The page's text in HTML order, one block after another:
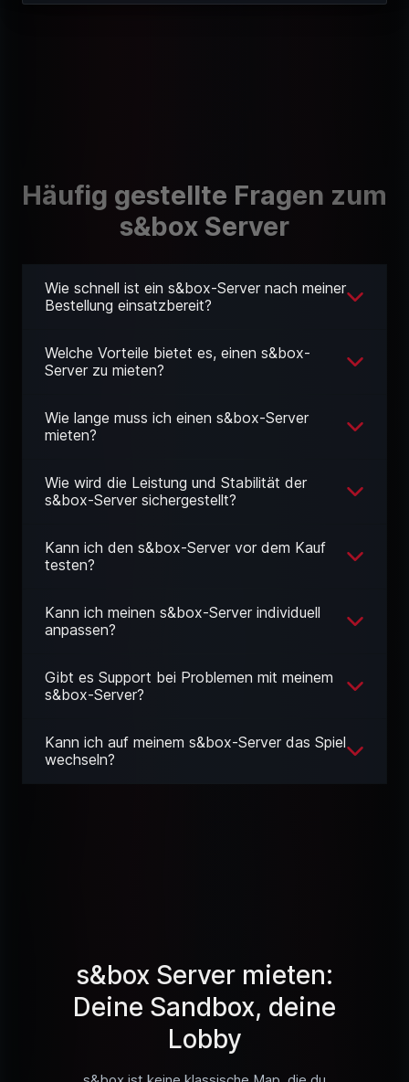
Häufig gestellte Fragen zum
s&box Server
Wie schnell ist ein s&box-Server nach meiner
Bestellung einsatzbereit?
Welche Vorteile bietet es, einen s&box-
Server zu mieten?
Wie lange muss ich einen s&box-Server
mieten?
Wie wird die Leistung und Stabilität der
s&box-Server sichergestellt?
Kann ich den s&box-Server vor dem Kauf
testen?
Kann ich meinen s&box-Server individuell
anpassen?
Gibt es Support bei Problemen mit meinem
s&box-Server?
Kann ich auf meinem s&box-Server das Spiel
wechseln?
s&box Server mieten:
Deine Sandbox, deine
Lobby